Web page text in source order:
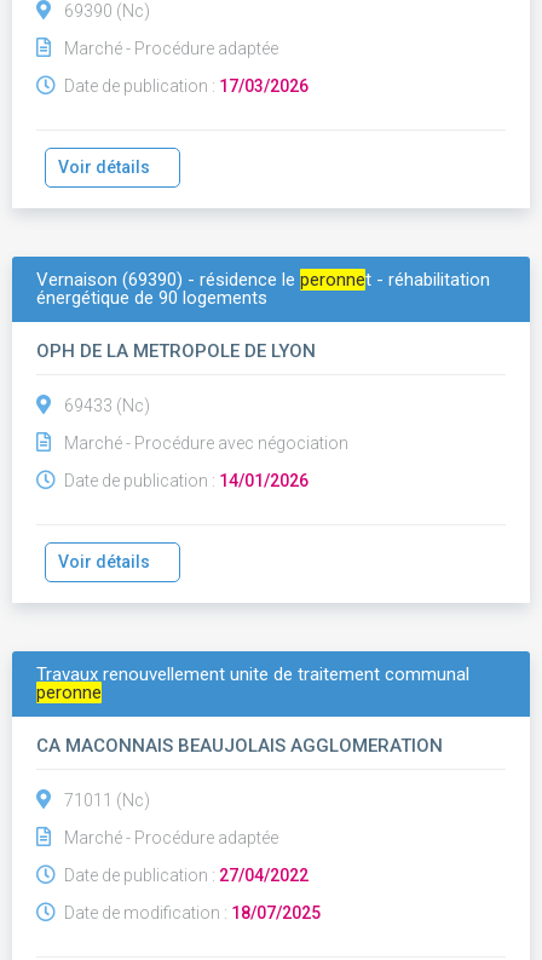
69390 (Nc)
Marché - Procédure adaptée
Date de publication : 17/03/2026
Voir détails
Vernaison (69390) - résidence le peronnet - réhabilitation
énergétique de 90 logements
OPH DE LA METROPOLE DE LYON
69433 (Nc)
Marché - Procédure avec négociation
Date de publication : 14/01/2026
Voir détails
Travaux renouvellement unite de traitement communal
peronne
CA MACONNAIS BEAUJOLAIS AGGLOMERATION
71011 (Nc)
Marché - Procédure adaptée
Date de publication : 27/04/2022
Date de modification : 18/07/2025